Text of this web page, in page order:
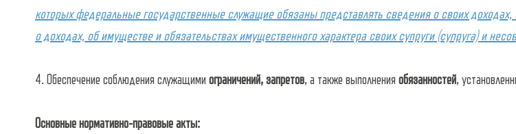
которых федеральные государственные служащие обязаны представлять сведения о своих
о доходах, об имуществе и обязательствах имущественного характера своих супруги (супруга) и
4. Обеспечение соблюдения служащими ограничений, запретов, а также выполнения обязанностей,
Основные нормативно-правовые акты: